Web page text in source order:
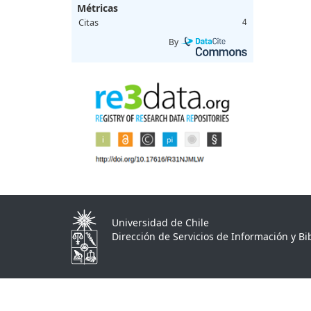
Métricas
Citas 4
By
Universidad de Chile
Dirección de Servicios de Información y